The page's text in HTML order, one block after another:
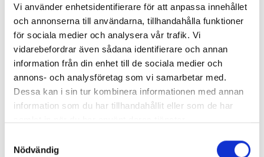
Vi använder enhetsidentifierare för att anpassa innehållet
och annonserna till användarna, tillhandahålla funktioner
för sociala medier och analysera vår trafik. Vi
vidarebefordrar även sådana identifierare och annan
information från din enhet till de sociala medier och
annons- och analysföretag som vi samarbetar med.
Dessa kan i sin tur kombinera informationen med annan
information som du har tillhandahållit eller som de har
Nödvändig
Fler profiler